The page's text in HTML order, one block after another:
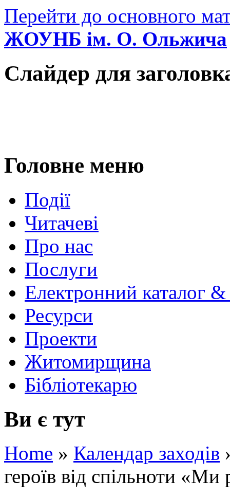
Перейти до основного
ЖОУНБ ім. О. Ольжича
Слайдер для
Головне меню
Події
Читачеві
Про нас
Послуги
Електронний каталог
Ресурси
Проекти
Житомирщина
Бібліотекарю
Ви є тут
Home » Календар заходів
героїв від спільноти «Ми